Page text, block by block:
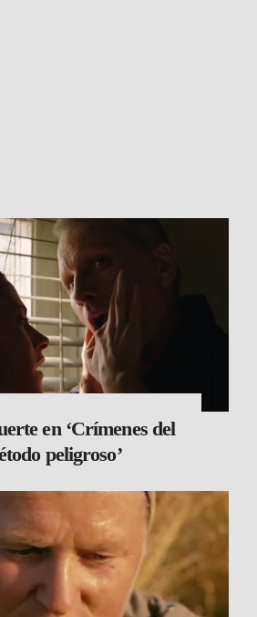
en ‘Crímenes del
peligroso’